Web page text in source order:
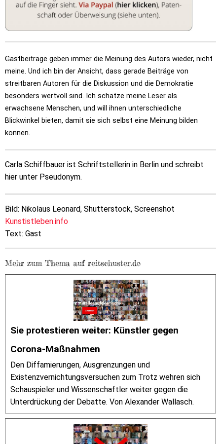
Gastbeiträge geben immer die Meinung des Autors wieder, nicht
meine. Und ich bin der Ansicht, dass gerade Beiträge von
streitbaren Autoren für die Diskussion und die Demokratie
besonders wertvoll sind. Ich schätze meine Leser als
erwachsene Menschen, und will ihnen unterschiedliche
Blickwinkel bieten, damit sie sich selbst eine Meinung bilden
können.
Carla Schiffbauer ist Schriftstellerin in Berlin und schreibt
hier unter Pseudonym.
Bild: Nikolaus Leonard, Shutterstock, Screenshot
Kunstistleben.info
Text: Gast
Mehr zum Thema auf reitschuster.de
Sie protestieren weiter: Künstler gegen
Corona-Maßnahmen
Den Diffamierungen, Ausgrenzungen und
Existenzvernichtungsversuchen zum Trotz wehren sich
Schauspieler und Wissenschaftler weiter gegen die
Unterdrückung der Debatte. Von Alexander Wallasch.